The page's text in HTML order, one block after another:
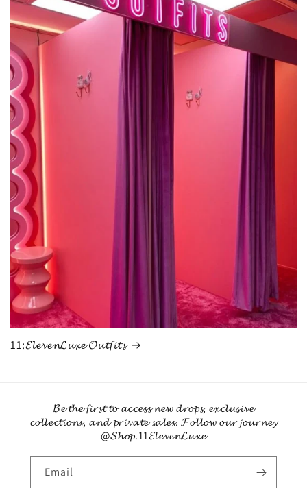
11:𝓔𝓵𝓮𝓿𝓮𝓷𝓛𝓾𝔁𝓮 𝓞𝓾𝓽𝓯𝓲𝓽𝓼
𝓑𝓮 𝓽𝓱𝓮 𝓯𝓲𝓻𝓼𝓽 𝓽𝓸 𝓪𝓬𝓬𝓮𝓼𝓼 𝓷𝓮𝔀 𝓭𝓻𝓸𝓹𝓼, 𝓮𝔁𝓬𝓵𝓾𝓼𝓲𝓿𝓮
𝓬𝓸𝓵𝓵𝓮𝓬𝓽𝓲𝓸𝓷𝓼, 𝓪𝓷𝓭 𝓹𝓻𝓲𝓿𝓪𝓽𝓮 𝓼𝓪𝓵𝓮𝓼. 𝓕𝓸𝓵𝓵𝓸𝔀 𝓸𝓾𝓻 𝓳𝓸𝓾𝓻𝓷𝓮𝔂
@𝓢𝓱𝓸𝓹.11𝓔𝓵𝓮𝓿𝓮𝓷𝓛𝓾𝔁𝓮
Email